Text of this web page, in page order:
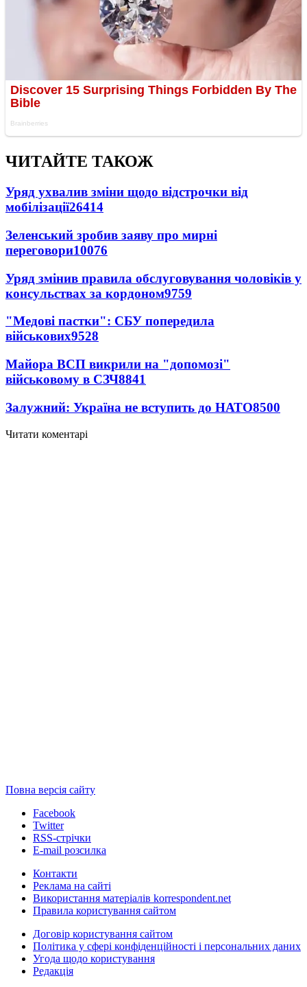
ЧИТАЙТЕ ТАКОЖ
Уряд ухвалив зміни щодо відстрочки від
мобілізації26414
Зеленський зробив заяву про мирні
переговори10076
Уряд змінив правила обслуговування чоловіків у
консульствах за кордоном9759
"Медові пастки": СБУ попередила
військових9528
Майора ВСП викрили на "допомозі"
військовому в СЗЧ8841
Залужний: Україна не вступить до НАТО8500
Читати коментарі
Повна версія сайту
Facebook
Twitter
RSS-стрічки
E-mail розсилка
Контакти
Реклама на сайті
Використання матеріалів korrespondent.net
Правила користування сайтом
Договір користування сайтом
Політика у сфері конфіденційності і персональних даних
Угода щодо користування
Редакція